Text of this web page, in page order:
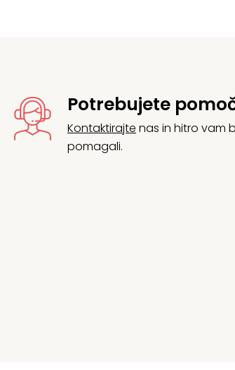
Potrebujete
Kontaktirajte nas in hitro vam
pomagali.